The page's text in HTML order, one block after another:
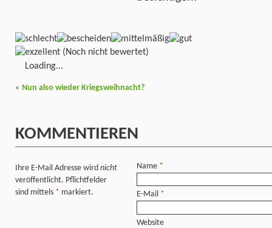
(Noch nicht bewertet)
Loading...
« Nun also wieder Kriegsweihnacht?
KOMMENTIEREN
Ihre E-Mail Adresse wird nicht
veröffentlicht. Pflichtfelder
sind mittels * markiert.
Name *
E-Mail *
Website